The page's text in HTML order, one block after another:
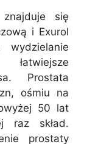
się
i Exurol
Prostata
ośmiu na
50 lat
raz skład.
prostaty